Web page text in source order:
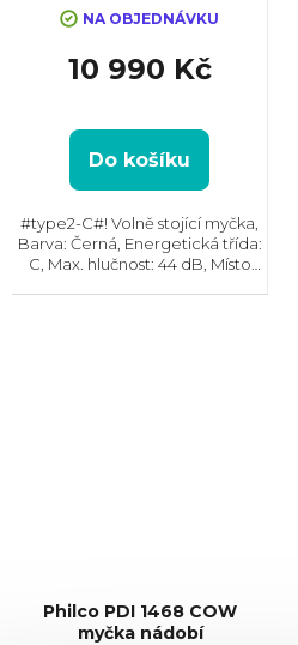
NA OBJEDNÁVKU
10 990 Kč
Do košíku
#type2-C#! Volně stojící myčka,
Barva: Černá, Energetická třída:
C, Max. hlučnost: 44 dB, Místo
Philco PDI 1468 COW
myčka nádobí